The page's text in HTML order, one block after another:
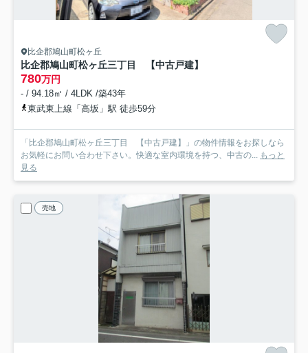
比企郡鳩山町松ヶ丘
比企郡鳩山町松ヶ丘三丁目 【中古戸建】
780万円
- / 94.18㎡ / 4LDK /築43年
東武東上線「高坂」駅 徒歩59分
「比企郡鳩山町松ヶ丘三丁目 【中古戸建】」の物件情報をお探しなら
お気軽にお問い合わせ下さい。快適な室内環境を持つ、中古の... もっと
見る
売地